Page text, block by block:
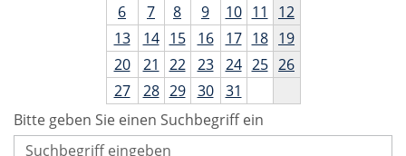
6
7 8 9 10 11
12
13
14 15 16 17 18 19
20
21 22 23 24 25 26
27
28 29 30
31
Bitte geben Sie einen Suchbegriff ein